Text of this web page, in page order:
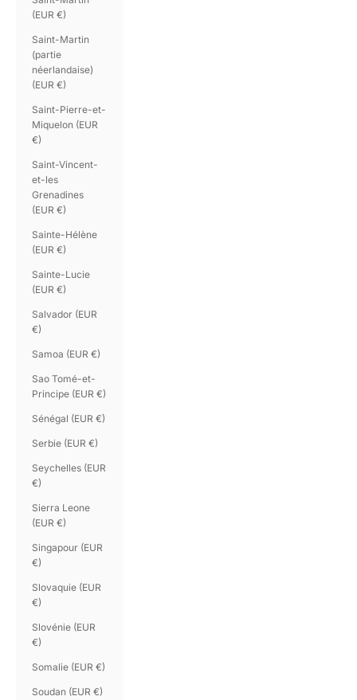
(EUR €)
Saint-Martin
(partie
néerlandaise)
(EUR €)
Saint-Pierre-et-
Miquelon (EUR
€)
Saint-Vincent-
et-les
Grenadines
(EUR €)
Sainte-Hélène
(EUR €)
Sainte-Lucie
(EUR €)
Salvador (EUR
€)
Samoa (EUR €)
Sao Tomé-et-
Principe (EUR €)
Sénégal (EUR €)
Serbie (EUR €)
Seychelles (EUR
€)
Sierra Leone
(EUR €)
Singapour (EUR
€)
Slovaquie (EUR
€)
Slovénie (EUR
€)
Somalie (EUR €)
Soudan (EUR €)